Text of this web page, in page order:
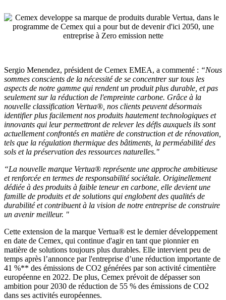
Sergio Menendez, président de Cemex EMEA, a commenté : “Nous
sommes conscients de la nécessité de se concentrer sur tous les
aspects de notre gamme qui rendent un produit plus durable, et pas
seulement sur la réduction de l'empreinte carbone. Grâce à la
nouvelle classification Vertua®, nos clients peuvent désormais
identifier plus facilement nos produits hautement technologiques et
innovants qui leur permettront de relever les défis auxquels ils sont
actuellement confrontés en matière de construction et de rénovation,
tels que la régulation thermique des bâtiments, la perméabilité des
sols et la préservation des ressources naturelles."
“La nouvelle marque Vertua® représente une approche ambitieuse
et renforcée en termes de responsabilité sociétale. Originellement
dédiée à des produits à faible teneur en carbone, elle devient une
famille de produits et de solutions qui englobent des qualités de
durabilité et contribuent à la vision de notre entreprise de construire
un avenir meilleur. "
Cette extension de la marque Vertua® est le dernier développement
en date de Cemex, qui continue d'agir en tant que pionnier en
matière de solutions toujours plus durables. Elle intervient peu de
temps après l’annonce par l'entreprise d’une réduction importante de
41 %** des émissions de CO2 générées par son activité cimentière
européenne en 2022. De plus, Cemex prévoit de dépasser son
ambition pour 2030 de réduction de 55 % des émissions de CO2
dans ses activités européennes.